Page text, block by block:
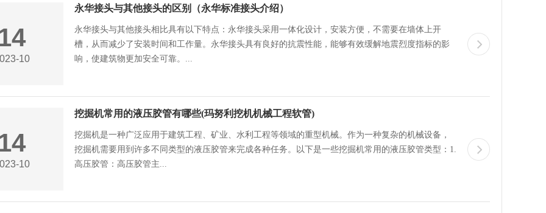
10
永华接头与其他接头的区别（永华标准接头介绍）
永华接头与其他接头相比具有以下特点：永华接头采用一体化设计，安装方便，不需要在墙体上开
槽，从而减少了安装时间和工作量。永华接头具有良好的抗震性能，能够有效缓解地震烈度指标的影
响，使建筑物更加安全可靠。...
10
挖掘机常用的液压胶管有哪些(玛努利挖机机械工程软管)
挖掘机是一种广泛应用于建筑工程、矿业、水利工程等领域的重型机械。作为一种复杂的机械设备，
挖掘机需要用到许多不同类型的液压胶管来完成各种任务。以下是一些挖掘机常用的液压胶管类型：1.
高压胶管：高压胶管主...